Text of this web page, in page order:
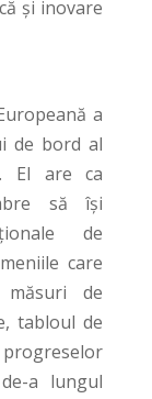
și inovare
a
de bord al
El are ca
să își
de
care
de
tabloul de
a lungul